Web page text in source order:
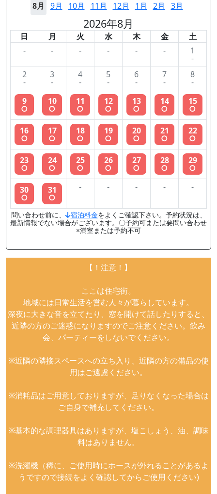
8月 9月 10月 11月 12月 1月 2月 3月
2026年8月
日 月 火 水 木 金
土
-
- - - - - 1
-
2
-
3
-
4
-
5
-
6
-
7
-
8
-
9
○
10
○
11
○
12
○
13
○
14
○
15
○
16
○
17
○
18
○
19
○
20
○
21
○
22
○
23
○
24
○
25
○
26
○
27
○
28
○
29
○
30
○
31
○
- - - - -
問い合わせ前に、 宿泊料金をよくご確認下さい。予約状況は、
最新情報でない場合がございます。〇予約可または要問い合わせ
×満室または予約不可
【！注意！】
ここは住宅街。
地域には日常生活を営む人々が暮らしています。
深夜に大きな音を立てたり、窓を開けて話したりすると、
近隣の方のご迷惑になりますのでご注意ください。飲み
会、パーティーをしないでください。
※近隣の隣接スペースへの立ち入り、近隣の方の備品の使
用はご遠慮ください。
※消耗品はご用意しておりますが、足りなくなった場合は
ご自身で補充してください。
※基本的な調理器具はありますが、塩こしょう、油、調味
料はありません。
※洗濯機（稀に、ご使用時にホースが外れることがあるよ
うですので接続をよく確認してからご使用ください)